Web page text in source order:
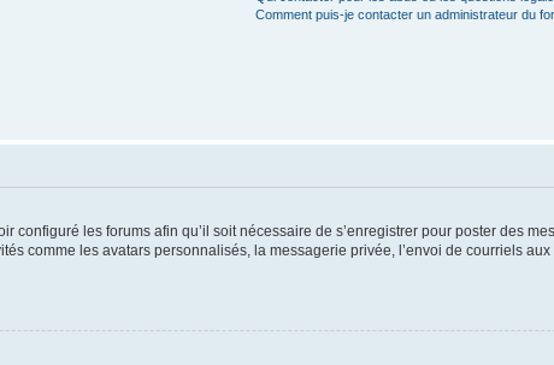
Comment puis-je contacter un administrateur du
configuré les forums afin qu’il soit nécessaire de s’enregistrer pour poster des
comme les avatars personnalisés, la messagerie privée, l’envoi de courriels